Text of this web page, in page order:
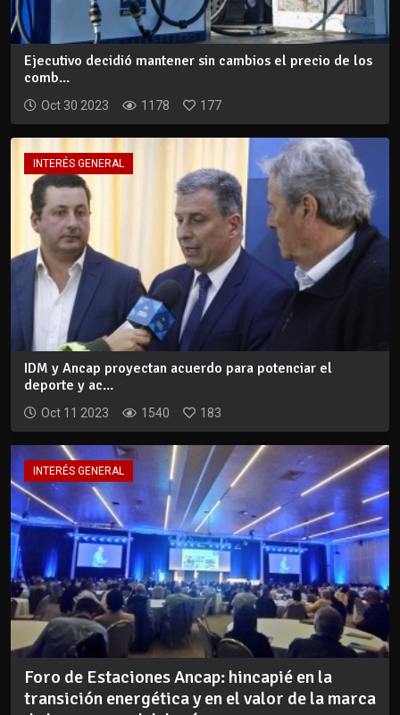
Ejecutivo decidió mantener sin cambios el precio de los
comb...
Oct 30 2023 1178 177
INTERÉS GENERAL
IDM y Ancap proyectan acuerdo para potenciar el
deporte y ac...
Oct 11 2023 1540 183
INTERÉS GENERAL
Foro de Estaciones Ancap: hincapié en la
transición energética y en el valor de la marca